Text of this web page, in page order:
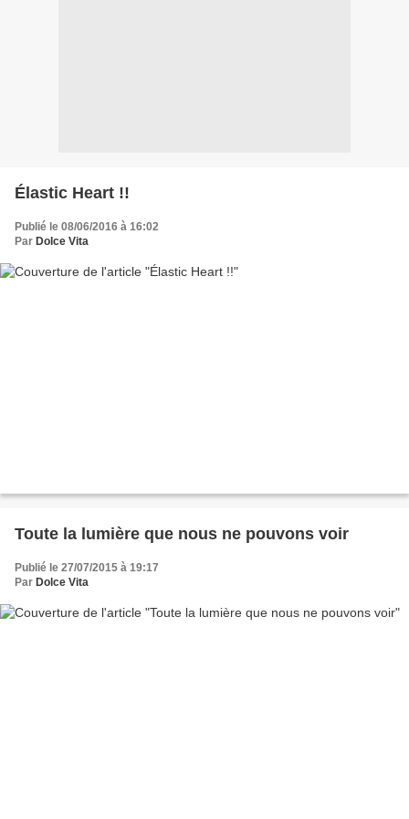
Élastic Heart !!
Publié le 08/06/2016 à 16:02
Par Dolce Vita
Toute la lumière que nous ne pouvons voir
Publié le 27/07/2015 à 19:17
Par Dolce Vita